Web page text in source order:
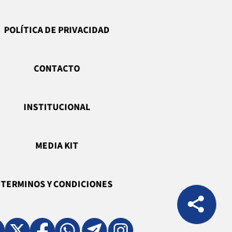
POLÍTICA DE PRIVACIDAD
CONTACTO
INSTITUCIONAL
MEDIA KIT
TERMINOS Y CONDICIONES